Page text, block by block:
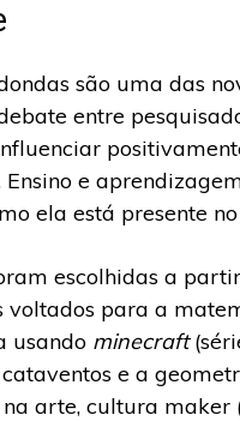
são uma das
entre
e
ela está presente
escolhidas a
voltados para a
usando minecraft
e a
arte, cultura maker